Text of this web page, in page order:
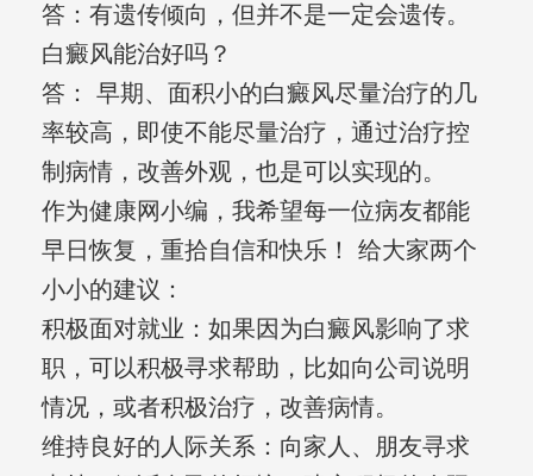
答：有遗传倾向，但并不是一定会遗传。
白癜风能治好吗？
答： 早期、面积小的白癜风尽量治疗的几
率较高，即使不能尽量治疗，通过治疗控
制病情，改善外观，也是可以实现的。
作为健康网小编，我希望每一位病友都能
早日恢复，重拾自信和快乐！ 给大家两个
小小的建议：
积极面对就业：如果因为白癜风影响了求
职，可以积极寻求帮助，比如向公司说明
情况，或者积极治疗，改善病情。
维持良好的人际关系：向家人、朋友寻求